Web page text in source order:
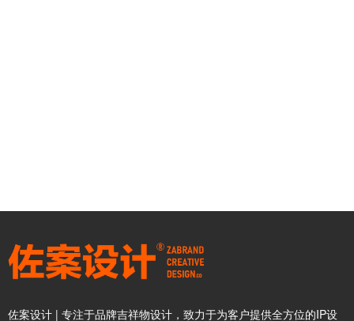
佐案设计 | 专注于品牌吉祥物设计，致力于为客户提供全方位的IP设